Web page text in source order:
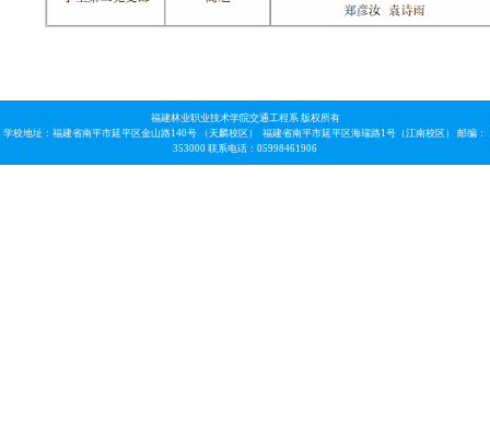
福建林业职业技术学院交通工程系 版权所有
学校地址：福建省南平市延平区金山路140号 （天麟校区） 福建省南平市延平区海瑞路1号（江南校区） 邮编：
353000 联系电话：05998461906